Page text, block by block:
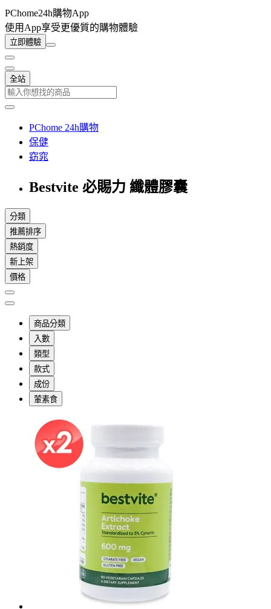
PChome24h購物App
使用App享受更優質的購物體驗
立即體驗
全站
PChome 24h購物
保健
窈窕
Bestvite 必賜力 纖體膠囊
分類
推薦排序
熱銷度
新上架
價格
商品分類
入數
類型
款式
成份
葷素食